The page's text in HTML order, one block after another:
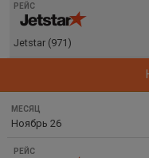
Jetstar (971)
Ноябрь 26